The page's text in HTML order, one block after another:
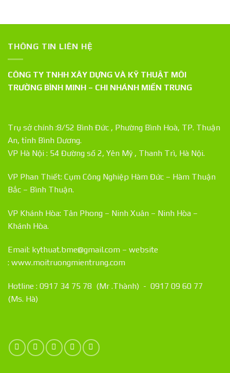
THÔNG TIN LIÊN HỆ
CÔNG TY TNHH XÂY DỰNG VÀ KỸ THUẬT MÔI
TRƯỜNG BÌNH MINH – CHI NHÁNH MIỀN TRUNG
Trụ sở chính :8/52 Bình Đức , Phường Bình Hoà, TP. Thuận
An, tỉnh Bình Dương.
VP Hà Nội : 54 Đường số 2, Yên Mỹ , Thanh Trì, Hà Nội.
VP Phan Thiết: Cụm Công Nghiệp Hàm Đức – Hàm Thuận
Bắc – Bình Thuận.
VP Khánh Hòa: Tân Phong – Ninh Xuân – Ninh Hòa –
Khánh Hòa.
Email: kythuat.bme@gmail.com – website
: www.moitruongmientrung.com
Hotline : 0917 34 75 78 (Mr .Thành) - 0917 09 60 77
(Ms. Hà)